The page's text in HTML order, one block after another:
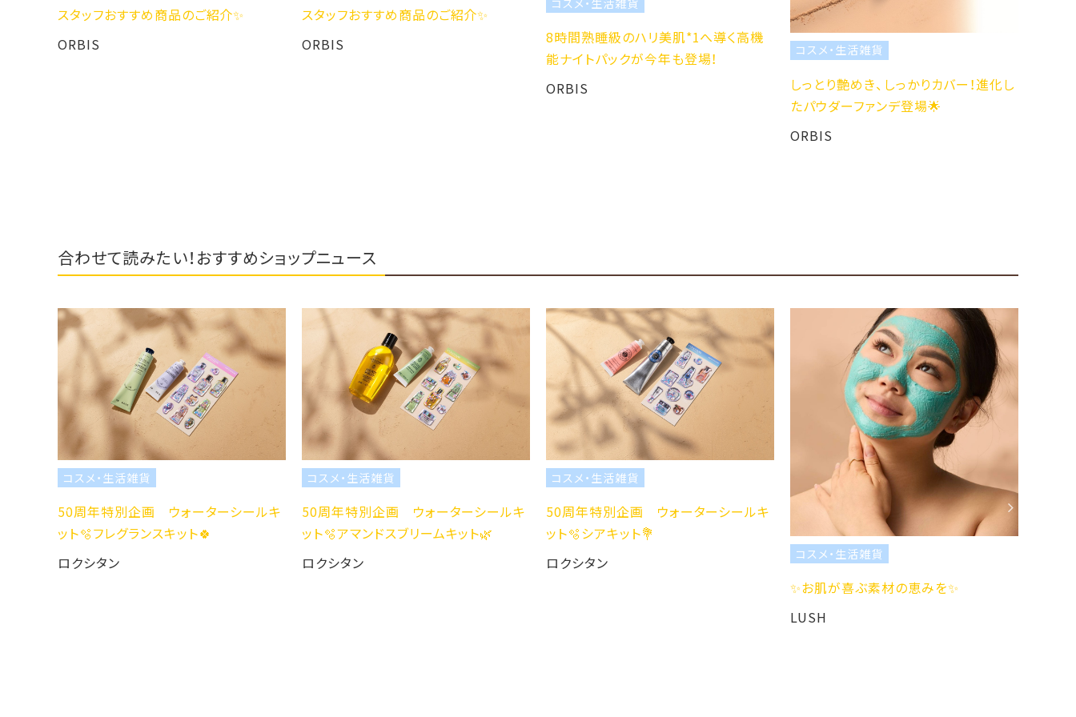
スタッフおすすめ商品のご紹介✨
ORBIS
スタッフおすすめ商品のご紹介✨
ORBIS
8時間熟睡級のハリ美肌*1へ導く⾼機
能ナイトパックが今年も登場！
ORBIS
コスメ・生活雑貨
しっとり艶めき、しっかりカバー！進化し
たパウダーファンデ登場🌟
ORBIS
合わせて読みたい！おすすめショップニュース
コスメ・生活雑貨
50周年特別企画 ウォーターシールキ
ット🫧フレグランスキット🍀
ロクシタン
コスメ・生活雑貨
50周年特別企画 ウォーターシールキ
ット🫧アマンドスブリームキット🌿
ロクシタン
コスメ・生活雑貨
50周年特別企画 ウォーターシールキ
ット🫧シアキット💐
ロクシタン
コスメ・生活雑貨
✨お肌が喜ぶ素材の恵みを✨
LUSH